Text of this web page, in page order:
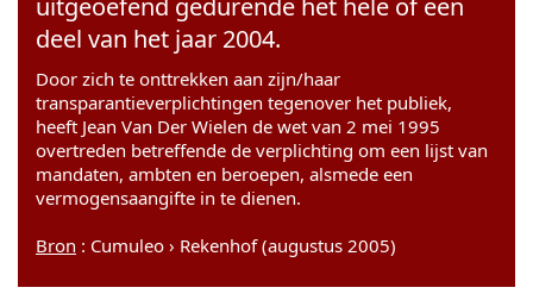
deel van het jaar 2004.
Door zich te onttrekken aan zijn/haar
transparantieverplichtingen tegenover het publiek,
heeft Jean Van Der Wielen de wet van 2 mei 1995
overtreden betreffende de verplichting om een lijst van
mandaten, ambten en beroepen, alsmede een
vermogensaangifte in te dienen.
Bron : Cumuleo › Rekenhof (augustus 2005)